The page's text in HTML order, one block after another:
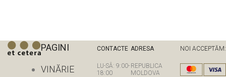
PAGINI
VINĂRIE
CONTACTE
LU-SÂ: 9:00-
18:00
ADRESA
REPUBLICA
MOLDOVA
NOI ACCEPTĂM: